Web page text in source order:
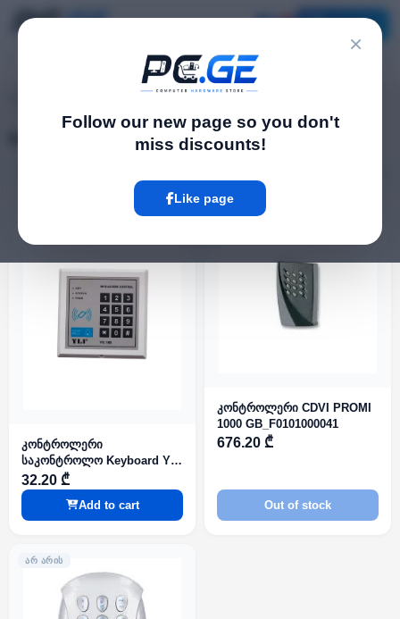
×
Follow our new page so you don't
miss discounts!
Like page
კონტროლერი
საკონტროლო Keyboard YK-
168 (07068)
32.20 ₾
Add to cart
ᲐᲠ ᲐᲠᲘᲡ
კონტროლერი CDVI PROMI
1000 GB_F0101000041
676.20 ₾
Out of stock
ᲐᲠ ᲐᲠᲘᲡ